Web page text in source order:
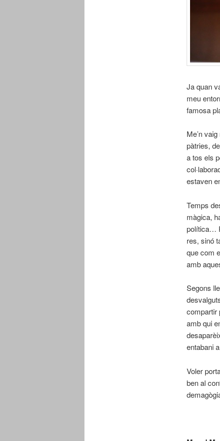
Ja quan
meu
famosa
Me’n
pàtries,
a tos els
estaven
Temps
màgica,
política…
res, sinó
que com
amb
Segons
compartir
amb qui
entabani
Voler
ben al